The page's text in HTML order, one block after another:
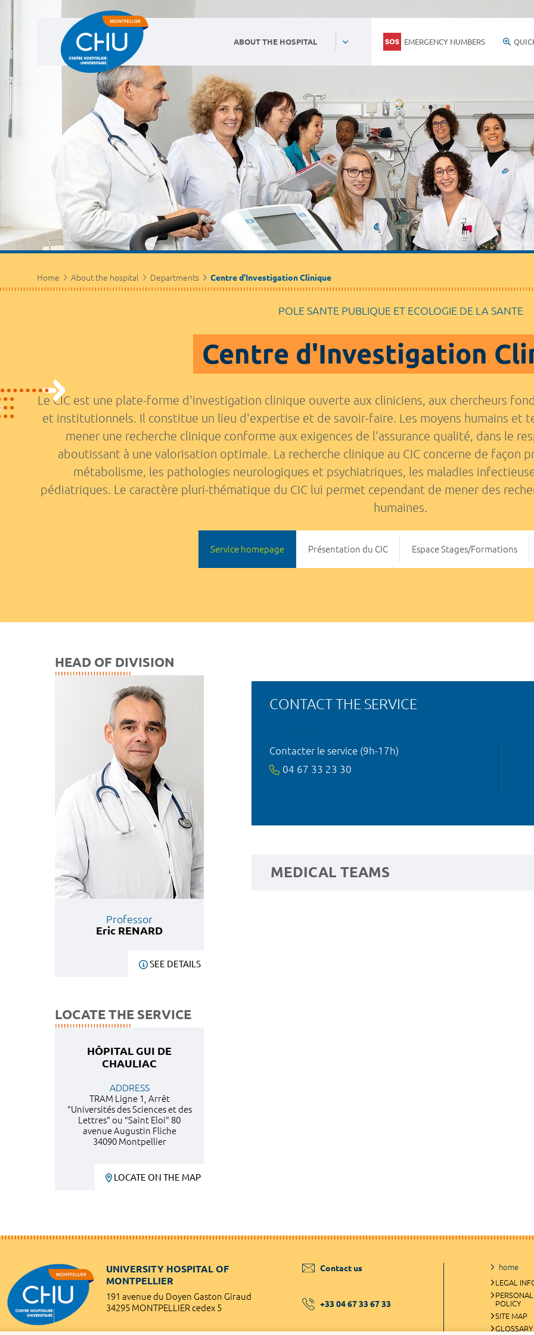
ABOUT THE HOSPITAL EMERGENCY NUMBERS
Home About the hospital Departments Centre d'Investigation Clinique
POLE SANTE PUBLIQUE ET ECOLOGIE DE LA SANTE
Centre d'Investigation
Le CIC est une plate-forme d'investigation clinique ouverte aux cliniciens, aux chercheurs
et institutionnels. Il constitue un lieu d'expertise et de savoir-faire. Les moyens humains et
mener une recherche clinique conforme aux exigences de l'assurance qualité, dans le
aboutissant à une valorisation optimale. La recherche clinique au CIC concerne de façon
métabolisme, les pathologies neurologiques et psychiatriques, les maladies
pédiatriques. Le caractère pluri-thématique du CIC lui permet cependant de mener des
humaines.
Service homepage Présentation du CIC Espace Stages/Formations
HEAD OF DIVISION
Professor
Eric RENARD
SEE DETAILS
LOCATE THE SERVICE
HÔPITAL GUI DE
CHAULIAC
ADDRESS
TRAM Ligne 1, Arrêt
"Universités des Sciences et des
Lettres" ou "Saint Eloi" 80
avenue Augustin Fliche
34090 Montpellier
LOCATE ON THE MAP
CONTACT THE SERVICE
Contacter le service (9h-17h)
04 67 33 23 30
MEDICAL TEAMS
UNIVERSITY HOSPITAL OF
MONTPELLIER
191 avenue du Doyen Gaston Giraud
34295 MONTPELLIER cedex 5
Contact us
+33 04 67 33 67 33
home
LEGAL
POLICY
SITE MAP
GLOSSARY